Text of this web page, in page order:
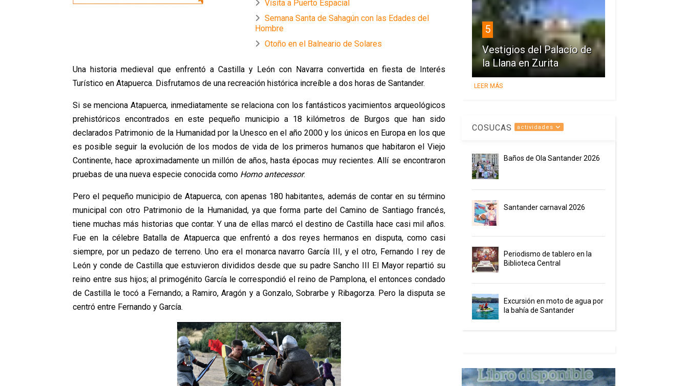
Visita a Puerto Espacial
Semana Santa de Sahagún con las Edades del
Hombre
Otoño en el Balneario de Solares
Una historia medieval que enfrentó a Castilla y León con Navarra convertida en fiesta de Interés
Turístico en Atapuerca. Disfrutamos de una recreación histórica increíble a dos horas de Santander.
Si se menciona Atapuerca, inmediatamente se relaciona con los fantásticos yacimientos arqueológicos
prehistóricos encontrados en este pequeño municipio a 18 kilómetros de Burgos que han sido
declarados Patrimonio de la Humanidad por la Unesco en el año 2000 y los únicos en Europa en los que
es posible seguir la evolución de los modos de vida de los primeros humanos que habitaron el Viejo
Continente, hace aproximadamente un millón de años, hasta épocas muy recientes. Allí se encontraron
pruebas de una nueva especie conocida como Homo antecessor.
Pero el pequeño municipio de Atapuerca, con apenas 180 habitantes, además de contar en su término
municipal con otro Patrimonio de la Humanidad, ya que forma parte del Camino de Santiago francés,
tiene muchas más historias que contar. Y una de ellas marcó el destino de Castilla hace casi mil años.
Fue en la célebre Batalla de Atapuerca que enfrentó a dos reyes hermanos en disputa, como casi
siempre, por un pedazo de terreno. Uno era el monarca navarro García III, y el otro, Fernando I rey de
León y conde de Castilla que estuvieron divididos desde que su padre Sancho III El Mayor repartió su
reino entre sus hijos; al primogénito García le correspondió el reino de Pamplona, el entonces condado
de Castilla le tocó a Fernando; a Ramiro, Aragón y a Gonzalo, Sobrarbe y Ribagorza. Pero la disputa se
centró entre Fernando y García.
5
Vestigios del Palacio de
la Llana en Zurita
LEER MÁS
COSUCAS actividades
Baños de Ola Santander 2026
Santander carnaval 2026
Periodismo de tablero en la
Biblioteca Central
Excursión en moto de agua por
la bahía de Santander